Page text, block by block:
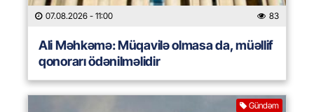
07.08.2026 - 11:00 83
Ali Məhkəmə: Müqavilə olmasa da, müəllif
qonorarı ödənilməlidir
Gündəm